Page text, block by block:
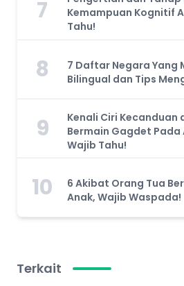
7
Kemampuan Kognitif
Tahu!
8
7 Daftar Negara Yang
Bilingual dan Tips
9
Kenali Ciri Kecanduan
Bermain Gagdet Pada
Wajib Tahu!
10
6 Akibat Orang Tua
Anak, Wajib Waspada!
Terkait